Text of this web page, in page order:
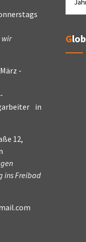
wir
-
in
12,
ins Freibad